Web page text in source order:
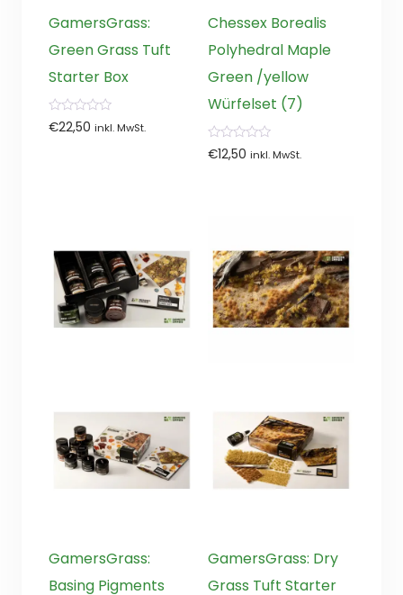
GamersGrass:
Green Grass Tuft
Starter Box
0
von
€22,50 inkl. MwSt.
Chessex Borealis
Polyhedral Maple
Green /yellow
Würfelset (7)
0
von
€12,50 inkl. MwSt.
GamersGrass:
Basing Pigments
GamersGrass: Dry
Grass Tuft Starter